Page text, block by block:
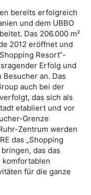
bereits erfolgreich
und dem UBBO
Das 206.000 m²
2012 eröffnet und
Resort“-
Erfolg und
an. Das
auch bei der
das sich als
etabliert und vor
Grenze
Zentrum werden
das „Shopping
das das
komfortablen
für die ganze